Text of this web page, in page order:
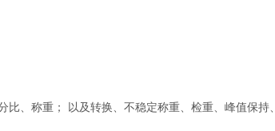
、称重； 以及转换、不稳定称重、检重、峰值保持、